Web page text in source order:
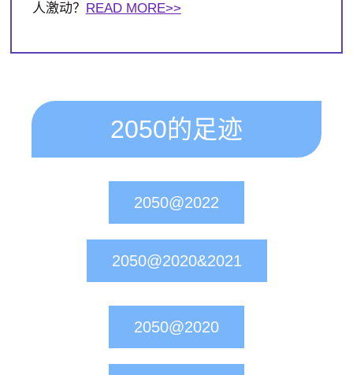
人激动？ READ MORE>>
2050的足迹
2050@2022
2050@2020&2021
2050@2020